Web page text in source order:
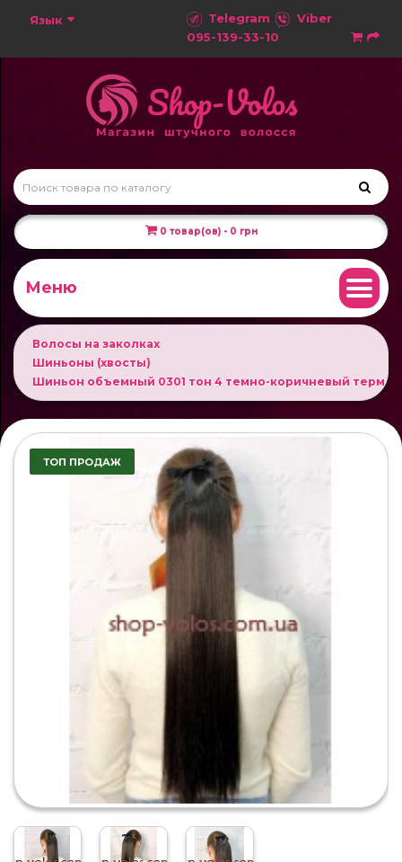
Язык Telegram
Viber
095-139-33-10
0 товар(ов) - 0 грн
Меню
Волосы на заколках
Шиньоны (хвосты)
Шиньон объемный 0301 тон 4 темно-коричневый
ТОП ПРОДАЖ